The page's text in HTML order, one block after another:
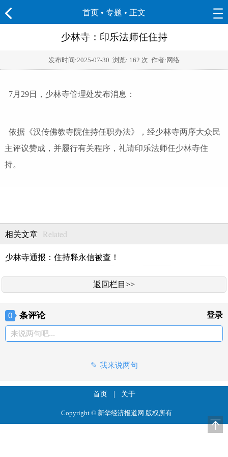
首页 • 专题 • 正文
少林寺：印乐法师任住持
发布时间:2025-07-30 浏览: 162 次 作者:网络
7月29日，少林寺管理处发布消息：
依据《汉传佛教寺院住持任职办法》，经少林寺两序大众民
主评议赞成，并履行有关程序，礼请印乐法师任少林寺住
持。
相关文章 Related
少林寺通报：住持释永信被查！
返回栏目>>
0 条评论 登录
来说两句吧...
我来说两句
首页 关于
Copyright © 新华经济报道网 版权所有